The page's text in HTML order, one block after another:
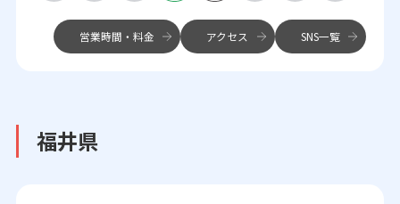
営業時間・料金 アクセス SNS一覧
福井県